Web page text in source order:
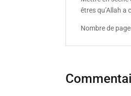
êtres qu’Allah a
Nombre de